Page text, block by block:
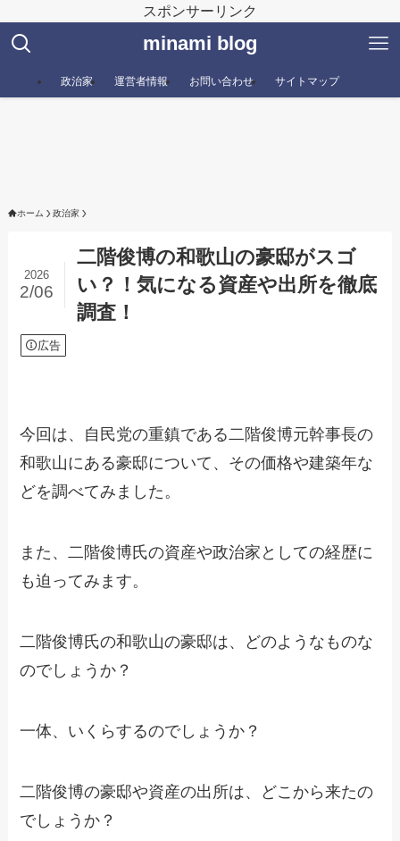
スポンサーリンク
minami blog
政治家 運営者情報 お問い合わせ サイトマップ
ホーム 政治家
二階俊博の和歌山の豪邸がスゴ
い？！気になる資産や出所を徹底
調査！
2026
2/06
広告
今回は、自民党の重鎮である二階俊博元幹事長の
和歌山にある豪邸について、その価格や建築年な
どを調べてみました。
また、二階俊博氏の資産や政治家としての経歴に
も迫ってみます。
二階俊博氏の和歌山の豪邸は、どのようなものな
のでしょうか？
一体、いくらするのでしょうか？
二階俊博の豪邸や資産の出所は、どこから来たの
でしょうか？